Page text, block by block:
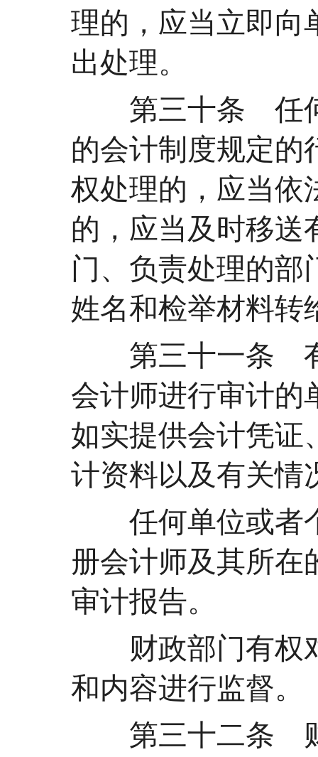
理的，应当立即向
出处理。
第三十条 任何
的会计制度规定的
权处理的，应当依
的，应当及时移送
门、负责处理的部
姓名和检举材料转
第三十一条 有
会计师进行审计的
如实提供会计凭证
计资料以及有关情
任何单位或者个
册会计师及其所在
审计报告。
财政部门有权对
和内容进行监督。
第三十二条 财